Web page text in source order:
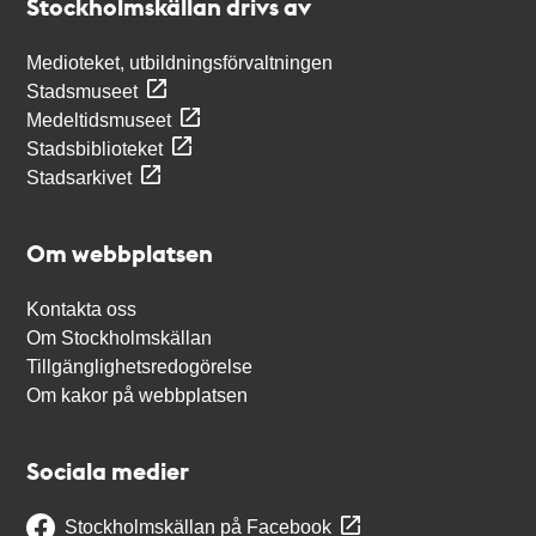
Stockholmskällan drivs av
Medioteket, utbildningsförvaltningen
Stadsmuseet
Medeltidsmuseet
Stadsbiblioteket
Stadsarkivet
Om webbplatsen
Kontakta oss
Om Stockholmskällan
Tillgänglighetsredogörelse
Om kakor på webbplatsen
Sociala medier
Stockholmskällan på Facebook